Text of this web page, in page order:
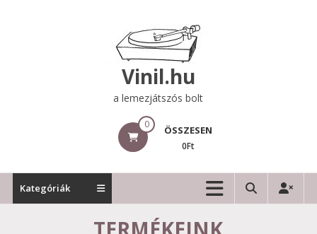
Vinil.hu
a lemezjátszós bolt
0 ÖSSZESEN
0Ft
Kategóriák